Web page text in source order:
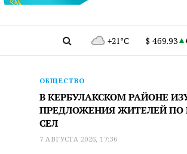
+21°C $ 469.93
ОБЩЕСТВО
В КЕРБУЛАКСКОМ РАЙОНЕ
ПРЕДЛОЖЕНИЯ ЖИТЕЛЕЙ ПО
СЕЛ
7 АВГУСТА 2026, 17:36